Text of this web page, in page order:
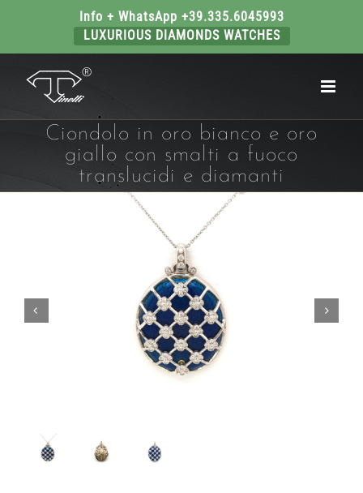
Info + WhatsApp +39.335.6045993
LUXURIOUS DIAMONDS WATCHES
contenuto
Ciondolo in oro bianco e oro
giallo con smalti a fuoco
translucidi e diamanti
 